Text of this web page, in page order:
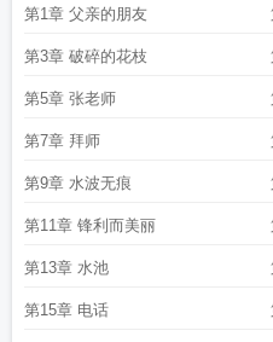
第1章 父亲的朋友
第3章 破碎的花枝
第5章 张老师
第7章 拜师
第9章 水波无痕
第11章 锋利而美丽
第13章 水池
第15章 电话